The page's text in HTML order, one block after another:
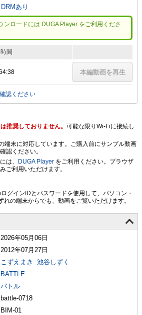
DRMあり
ンロードには DUGA Player をご利用くださ
時間
本編動画を再生
認ください
推奨しておりません。 可能な限りWi-Fiに接続し
端末に対応しています。ご購入前にサンプル動画
認ください。
は、 DUGA Player をご利用ください。ブラウザ
ご利用いただけます。
グインIDとパスワードを使用して、パソコン・
れの端末からでも、動画をご覧いただけます。
2026年05月06日
2012年07月27日
こずえまき 池谷しずく
BATTLE
バトル
battle-0718
BIM-01